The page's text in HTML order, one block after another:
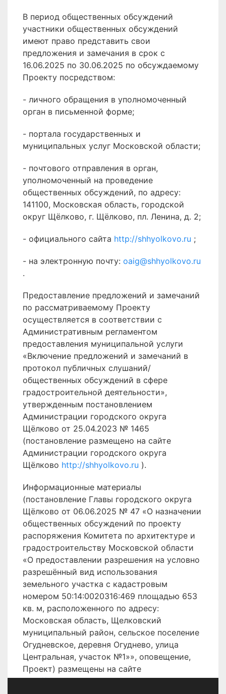
В период общественных обсуждений
участники общественных обсуждений
имеют право представить свои
предложения и замечания в срок с
16.06.2025 по 30.06.2025 по обсуждаемому
Проекту посредством:
- личного обращения в уполномоченный
орган в письменной форме;
- портала государственных и
муниципальных услуг Московской области;
- почтового отправления в орган,
уполномоченный на проведение
общественных обсуждений, по адресу:
141100, Московская область, городской
округ Щёлково, г. Щёлково, пл. Ленина, д. 2;
- официального сайта http://shhyolkovo.ru ;
- на электронную почту: oaig@shhyolkovo.ru
.
Предоставление предложений и замечаний
по рассматриваемому Проекту
осуществляется в соответствии с
Административным регламентом
предоставления муниципальной услуги
«Включение предложений и замечаний в
протокол публичных слушаний/
общественных обсуждений в сфере
градостроительной деятельности»,
утвержденным постановлением
Администрации городского округа
Щёлково от 25.04.2023 № 1465
(постановление размещено на сайте
Администрации городского округа
Щёлково http://shhyolkovo.ru ).
Информационные материалы
(постановление Главы городского округа
Щёлково от 06.06.2025 № 47 «О назначении
общественных обсуждений по проекту
распоряжения Комитета по архитектуре и
градостроительству Московской области
«О предоставлении разрешения на условно
разрешённый вид использования
земельного участка с кадастровым
номером 50:14:0020316:469 площадью 653
кв. м, расположенного по адресу:
Московская область, Щелковский
муниципальный район, сельское поселение
Огудневское, деревня Огуднево, улица
Центральная, участок №1»», оповещение,
Проект) размещены на сайте
http://shhyolkovo.ru.